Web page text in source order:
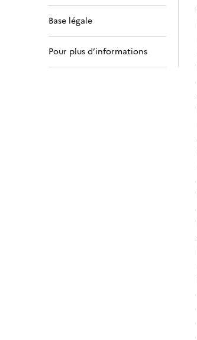
Base légale
Pour plus d’informations